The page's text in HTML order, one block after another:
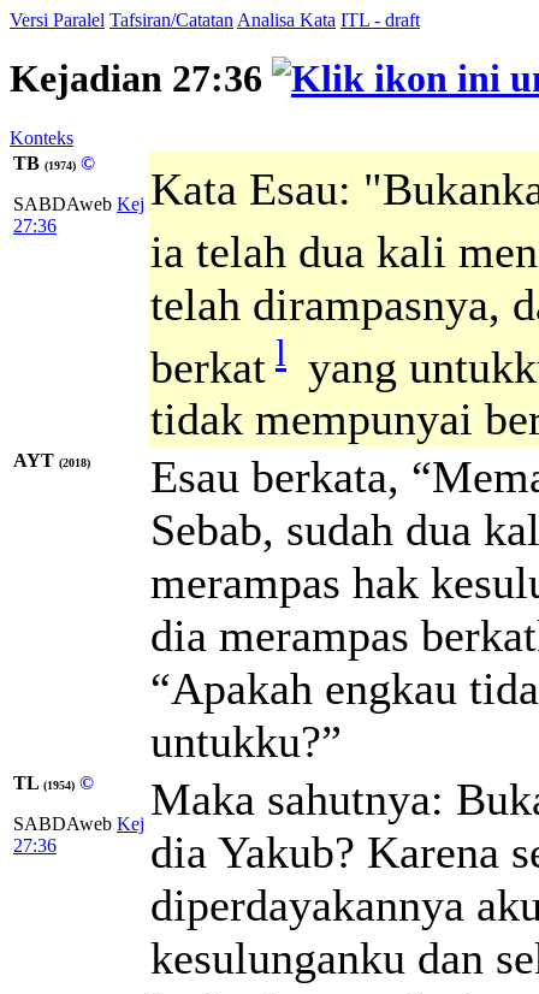
Versi Paralel Tafsiran/Catatan Analisa Kata ITL - draft
Kejadian 27:36
Konteks
TB (1974) ©
SABDAweb Kej
27:36
Kata Esau:
ia telah dua kali
telah dirampasnya,
berkat l yang
tidak mempunyai
AYT (2018)
Esau berkata,
Sebab, sudah dua
merampas hak
dia merampas
“Apakah engkau
untukku?”
TL (1954) ©
SABDAweb Kej
27:36
Maka sahutnya:
dia Yakub? Karena
diperdayakannya
kesulunganku dan